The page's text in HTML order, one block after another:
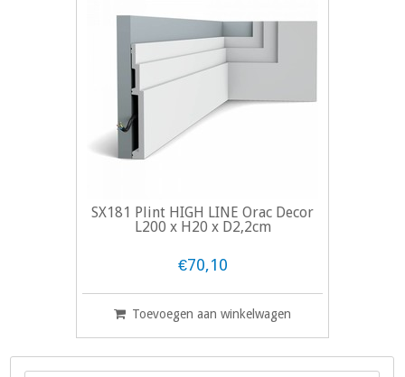
SX181 Plint HIGH LINE Orac Decor
L200 x H20 x D2,2cm
€70,10
Toevoegen aan winkelwagen